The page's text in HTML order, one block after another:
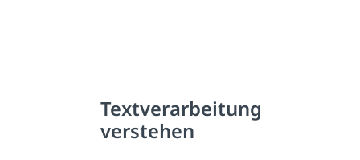
Textverarbeitung
verstehen